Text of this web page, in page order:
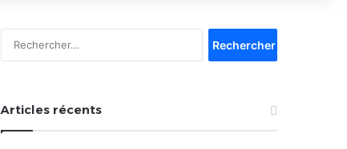
Articles récents